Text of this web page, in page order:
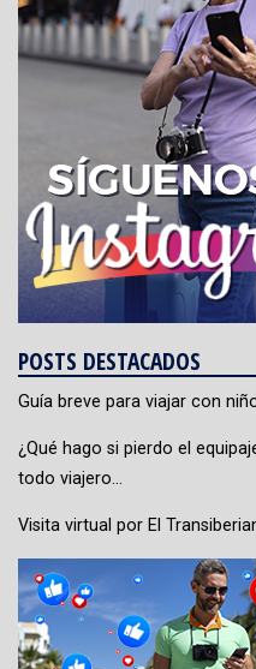
POSTS DESTACADOS
Guía breve para viajar con
¿Qué hago si pierdo el
todo viajero…
Visita virtual por El